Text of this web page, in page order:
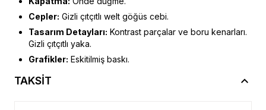
Cepler: Gizli çıtçıtlı welt göğüs cebi.
Tasarım Detayları: Kontrast parçalar ve boru kenarları.
Gizli çıtçıtlı yaka.
Grafikler: Eskitilmiş baskı.
TAKSİT